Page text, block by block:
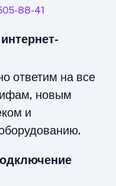
88-41
ответим на все
новым
и